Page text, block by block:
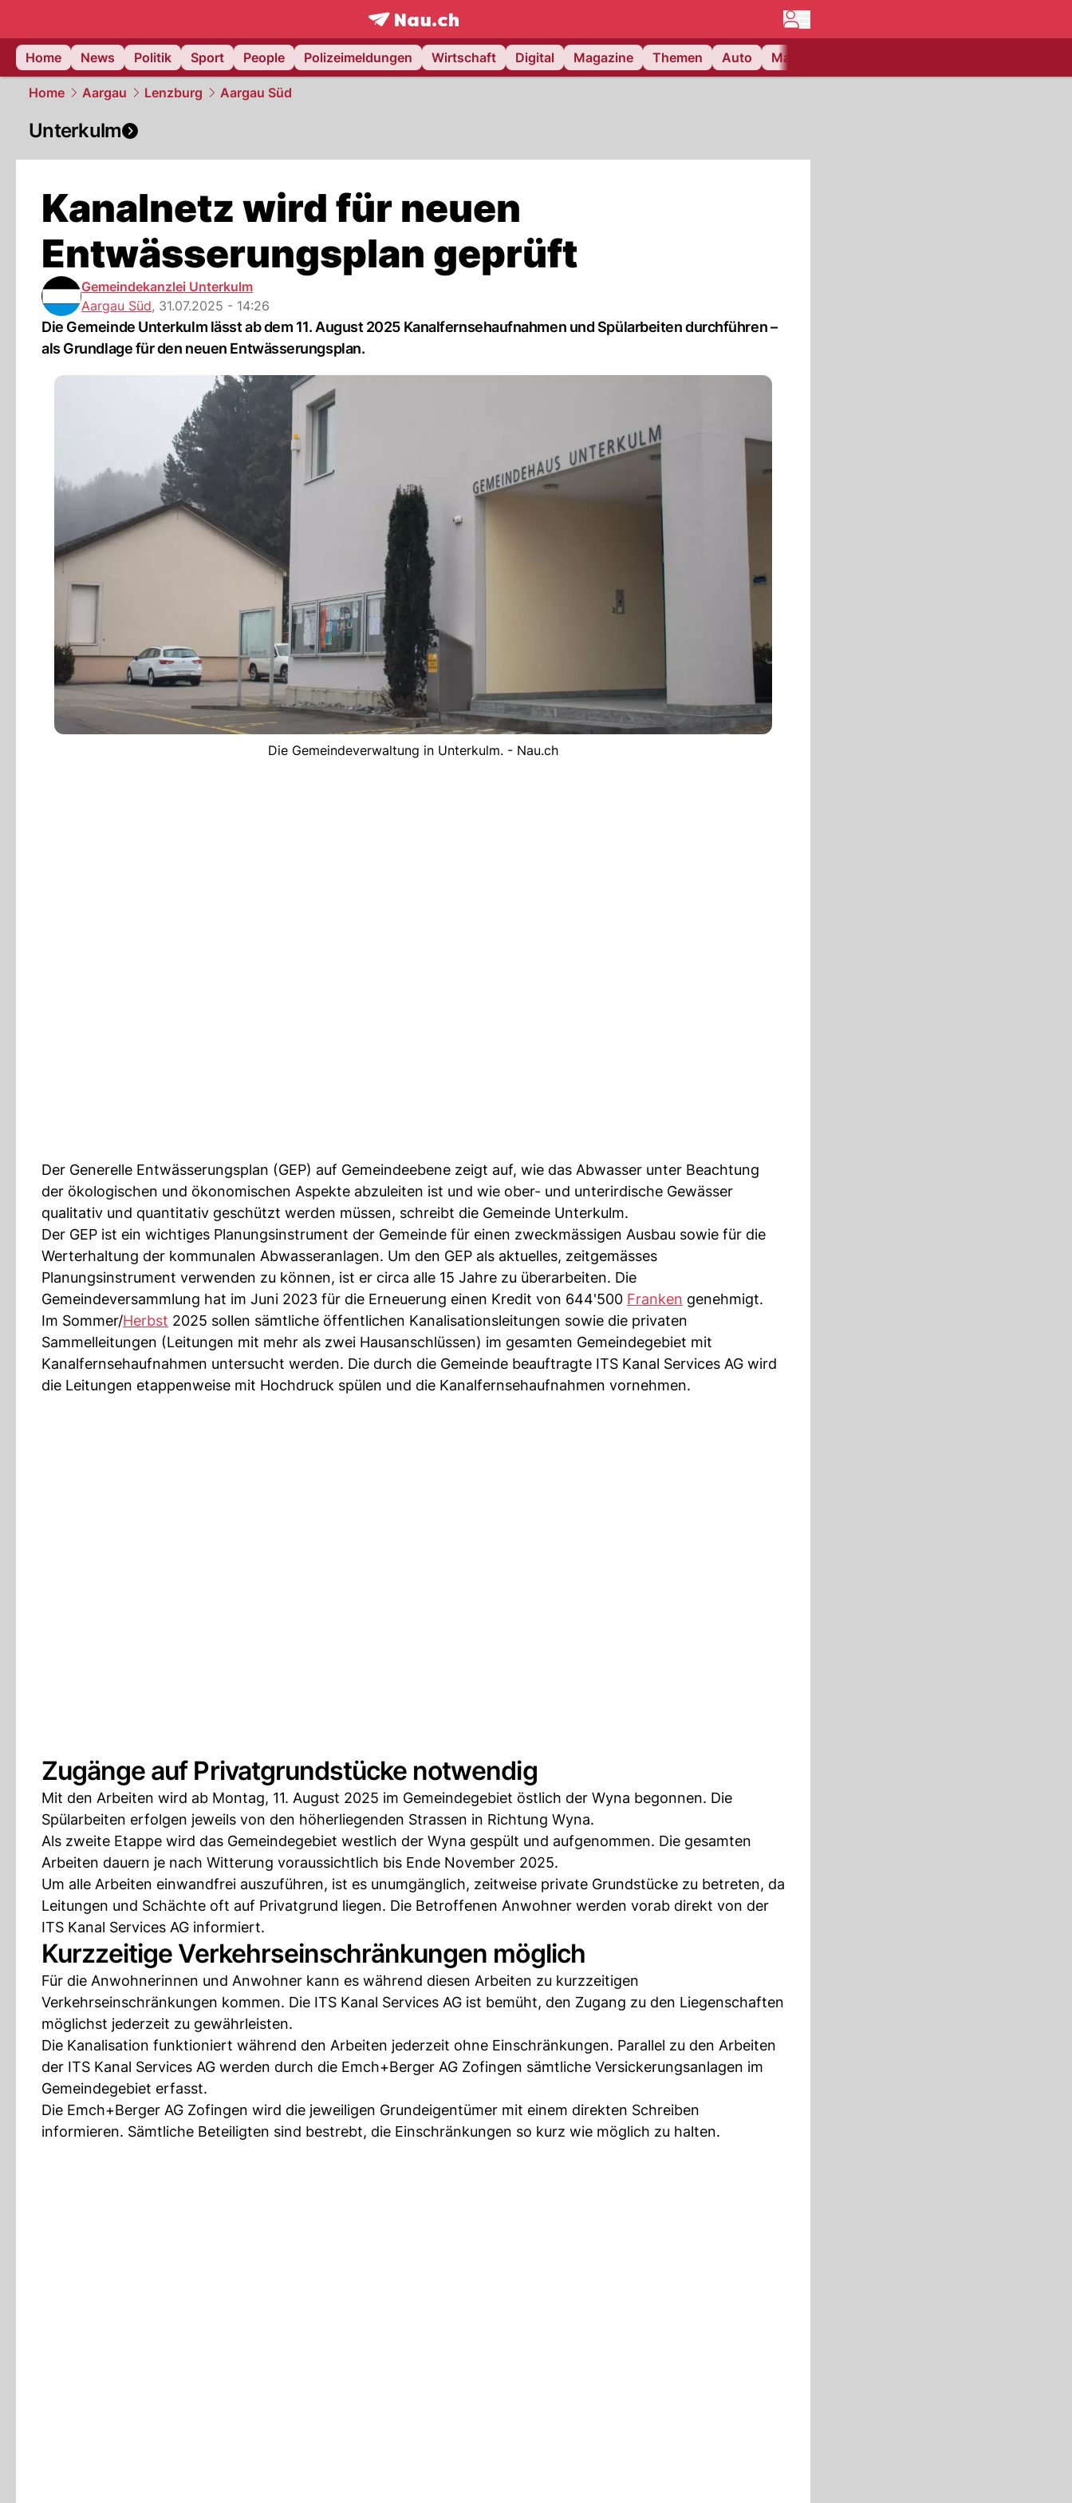
frontpage.NAU.ch
Home
News Politik Sport People Polizeimeldungen Wirtschaft Digital Magazine Themen Auto Matchcenter
Home Aargau Lenzburg Aargau Süd
Unterkulm
Kanalnetz wird für neuen
Entwässerungsplan geprüft
Gemeindekanzlei Unterkulm
Aargau Süd, 31.07.2025 - 14:26
Die Gemeinde Unterkulm lässt ab dem 11. August 2025 Kanalfernsehaufnahmen und Spülarbeiten durchführen –
als Grundlage für den neuen Entwässerungsplan.
Die Gemeindeverwaltung in Unterkulm. - Nau.ch
Der Generelle Entwässerungsplan (GEP) auf Gemeindeebene zeigt auf, wie das Abwasser unter Beachtung
der ökologischen und ökonomischen Aspekte abzuleiten ist und wie ober- und unterirdische Gewässer
qualitativ und quantitativ geschützt werden müssen, schreibt die Gemeinde Unterkulm.
Der GEP ist ein wichtiges Planungsinstrument der Gemeinde für einen zweckmässigen Ausbau sowie für die
Werterhaltung der kommunalen Abwasseranlagen. Um den GEP als aktuelles, zeitgemässes
Planungsinstrument verwenden zu können, ist er circa alle 15 Jahre zu überarbeiten. Die
Gemeindeversammlung hat im Juni 2023 für die Erneuerung einen Kredit von 644'500 Franken genehmigt.
Im Sommer/Herbst 2025 sollen sämtliche öffentlichen Kanalisationsleitungen sowie die privaten
Sammelleitungen (Leitungen mit mehr als zwei Hausanschlüssen) im gesamten Gemeindegebiet mit
Kanalfernsehaufnahmen untersucht werden. Die durch die Gemeinde beauftragte ITS Kanal Services AG wird
die Leitungen etappenweise mit Hochdruck spülen und die Kanalfernsehaufnahmen vornehmen.
Zugänge auf Privatgrundstücke notwendig
Mit den Arbeiten wird ab Montag, 11. August 2025 im Gemeindegebiet östlich der Wyna begonnen. Die
Spülarbeiten erfolgen jeweils von den höherliegenden Strassen in Richtung Wyna.
Als zweite Etappe wird das Gemeindegebiet westlich der Wyna gespült und aufgenommen. Die gesamten
Arbeiten dauern je nach Witterung voraussichtlich bis Ende November 2025.
Um alle Arbeiten einwandfrei auszuführen, ist es unumgänglich, zeitweise private Grundstücke zu betreten, da
Leitungen und Schächte oft auf Privatgrund liegen. Die Betroffenen Anwohner werden vorab direkt von der
ITS Kanal Services AG informiert.
Kurzzeitige Verkehrseinschränkungen möglich
Für die Anwohnerinnen und Anwohner kann es während diesen Arbeiten zu kurzzeitigen
Verkehrseinschränkungen kommen. Die ITS Kanal Services AG ist bemüht, den Zugang zu den Liegenschaften
möglichst jederzeit zu gewährleisten.
Die Kanalisation funktioniert während den Arbeiten jederzeit ohne Einschränkungen. Parallel zu den Arbeiten
der ITS Kanal Services AG werden durch die Emch+Berger AG Zofingen sämtliche Versickerungsanlagen im
Gemeindegebiet erfasst.
Die Emch+Berger AG Zofingen wird die jeweiligen Grundeigentümer mit einem direkten Schreiben
informieren. Sämtliche Beteiligten sind bestrebt, die Einschränkungen so kurz wie möglich zu halten.